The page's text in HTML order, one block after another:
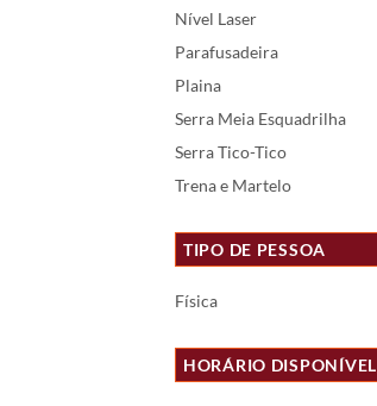
Nível Laser
Parafusadeira
Plaina
Serra Meia Esquadrilha
Serra Tico-Tico
Trena e Martelo
TIPO DE PESSOA
Física
HORÁRIO DISPONÍVEL